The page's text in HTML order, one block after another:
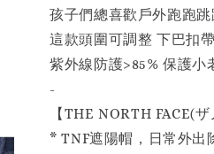
孩子們總喜歡戶外跑跑跳
這款頭圍可調整 下巴扣
紫外線防護>85% 保護小
-
【THE NORTH FACE(
* TNF遮陽帽，日常外出